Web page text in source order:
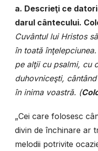
a. Descrieţi ce
darul cântecului.
Cuvântul lui Hristos
în toată
pe alţii cu psalmi, cu
duhovniceşti,
în inima voastră. (
„Cei care folosesc
divin de închinare ar
melodii potrivite